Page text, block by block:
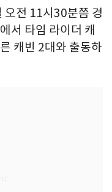
오전 11시30분쯤 경
서 타임 라이더 캐
캐빈 2대와 출동하